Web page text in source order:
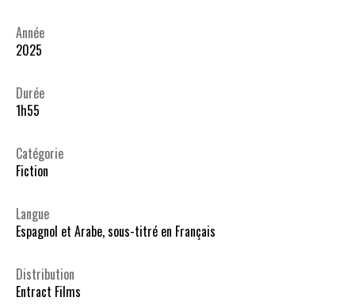
Année
2025
Durée
1h55
Catégorie
Fiction
Langue
Espagnol et Arabe, sous-titré en Français
Distribution
Entract Films